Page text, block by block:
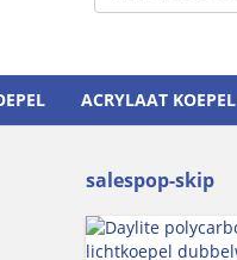
ACRYLAAT KOEPEL
salespop-skip